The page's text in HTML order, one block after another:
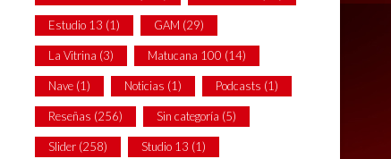
Estudio 13 (1) GAM (29)
La Vitrina (3) Matucana 100 (14)
Nave (1) Noticias (1) Podcasts (1)
Reseñas (256) Sin categoría (5)
Slider (258) Studio 13 (1)